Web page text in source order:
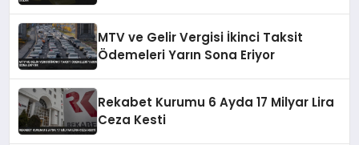
MTV ve Gelir Vergisi İkinci Taksit
Ödemeleri Yarın Sona Eriyor
Rekabet Kurumu 6 Ayda 17 Milyar Lira
Ceza Kesti